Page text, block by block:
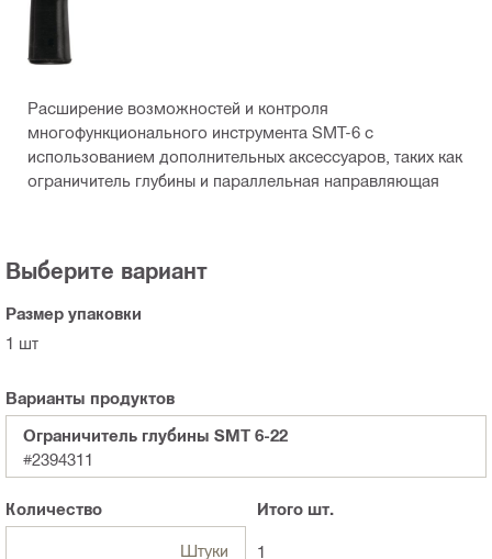
Расширение возможностей и контроля
многофункционального инструмента SMT-6 с
использованием дополнительных аксессуаров, таких как
ограничитель глубины и параллельная направляющая
Выберите вариант
Размер упаковки
1 шт
Варианты продуктов
Ограничитель глубины SMT 6-22
#2394311
Количество
Штуки
Итого шт.
1